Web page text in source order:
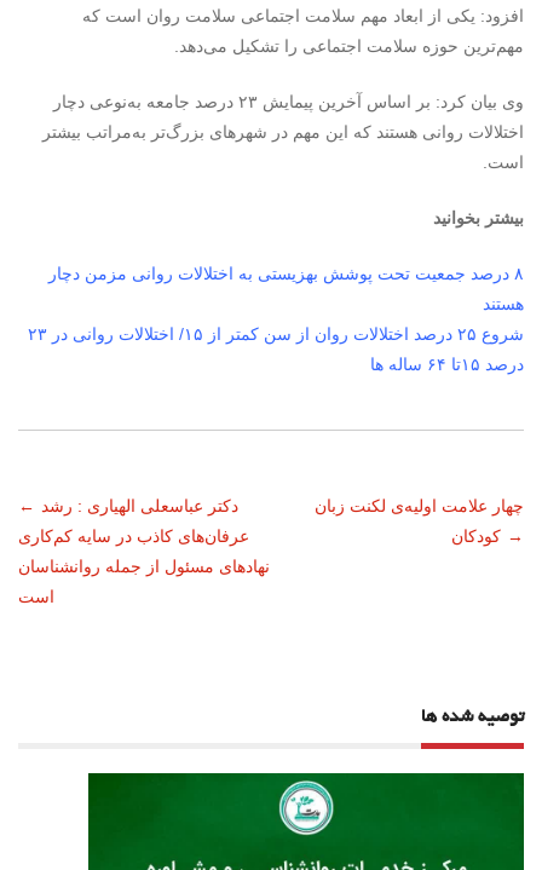
افزود: یکی از ابعاد مهم سلامت اجتماعی سلامت روان است که
مهم‌ترین حوزه سلامت اجتماعی را تشکیل می‌دهد.
وی بیان کرد: بر اساس آخرین پیمایش ۲۳ درصد جامعه به‌نوعی دچار
اختلالات روانی هستند که این مهم در شهرهای بزرگ‌تر به‌مراتب بیشتر
است.
بیشتر بخوانید
۸ درصد جمعیت تحت پوشش بهزیستی به اختلالات روانی مزمن دچار
هستند
شروع ۲۵ درصد اختلالات روان از سن کمتر از ۱۵/ اختلالات روانی در ۲۳
درصد ۱۵تا ۶۴ ساله ها
ناوبری
نوشته
← دکتر عباسعلی الهیاری : رشد
عرفان‌های کاذب در سایه کم‌کاری
نهادهای مسئول از جمله روانشناسان
است
چهار علامت اولیه‌ی لکنت زبان
کودکان →
توصیه شده ها